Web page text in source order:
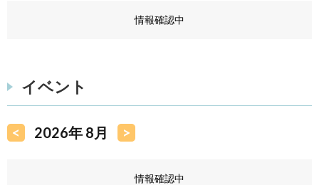
情報確認中
イベント
< 2026年 8月 >
情報確認中